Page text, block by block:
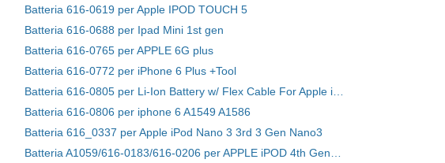
Batteria 616-0619 per Apple IPOD TOUCH 5
Batteria 616-0688 per Ipad Mini 1st gen
Batteria 616-0765 per APPLE 6G plus
Batteria 616-0772 per iPhone 6 Plus +Tool
Batteria 616-0806 per iphone 6 A1549 A1586
Batteria 616_0337 per Apple iPod Nano 3 3rd 3 Gen Nano3